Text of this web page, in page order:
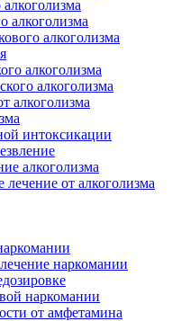
алкоголизма
алкоголизма
алкоголизма
алкоголизма
алкоголизма
интоксикации
алкоголизма
от алкоголизма
наркомании
наркомании
от амфетамина